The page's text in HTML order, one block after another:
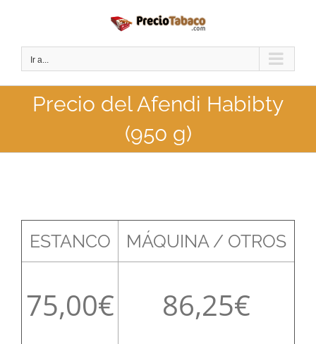
contenido
Ir a...
Precio del Afendi Habibty
(950 g)
ESTANCO MÁQUINA / OTROS
75,00 86,25